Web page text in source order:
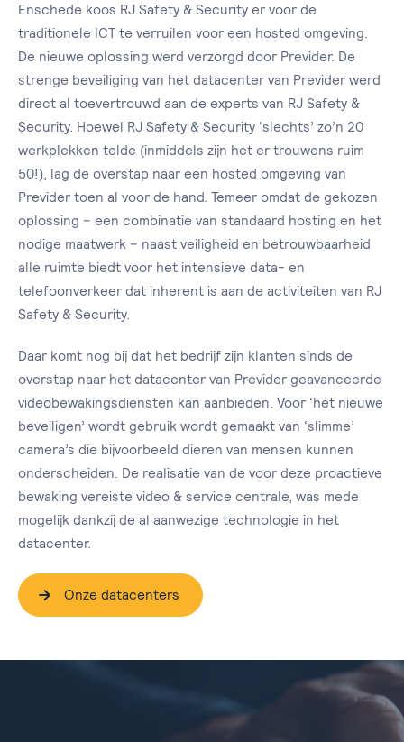
Enschede koos RJ Safety & Security er voor de
traditionele ICT te verruilen voor een hosted omgeving.
De nieuwe oplossing werd verzorgd door Previder. De
strenge beveiliging van het datacenter van Previder werd
direct al toevertrouwd aan de experts van RJ Safety &
Security. Hoewel RJ Safety & Security ‘slechts’ zo’n 20
werkplekken telde (inmiddels zijn het er trouwens ruim
50!), lag de overstap naar een hosted omgeving van
Previder toen al voor de hand. Temeer omdat de gekozen
oplossing − een combinatie van standaard hosting en het
nodige maatwerk − naast veiligheid en betrouwbaarheid
alle ruimte biedt voor het intensieve data- en
telefoonverkeer dat inherent is aan de activiteiten van RJ
Safety & Security.
Daar komt nog bij dat het bedrijf zijn klanten sinds de
overstap naar het datacenter van Previder geavanceerde
videobewakingsdiensten kan aanbieden. Voor ‘het nieuwe
beveiligen’ wordt gebruik wordt gemaakt van ‘slimme’
camera’s die bijvoorbeeld dieren van mensen kunnen
onderscheiden. De realisatie van de voor deze proactieve
bewaking vereiste video & service centrale, was mede
mogelijk dankzij de al aanwezige technologie in het
datacenter.
Onze datacenters